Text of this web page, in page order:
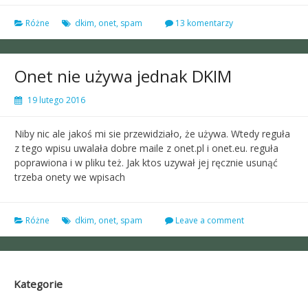
Różne dkim, onet, spam 13 komentarzy
Onet nie używa jednak DKIM
19 lutego 2016
Niby nic ale jakoś mi sie przewidziało, że używa. Wtedy reguła
z tego wpisu uwalała dobre maile z onet.pl i onet.eu. reguła
poprawiona i w pliku też. Jak ktos uzywał jej ręcznie usunąć
trzeba onety we wpisach
Różne dkim, onet, spam Leave a comment
Kategorie